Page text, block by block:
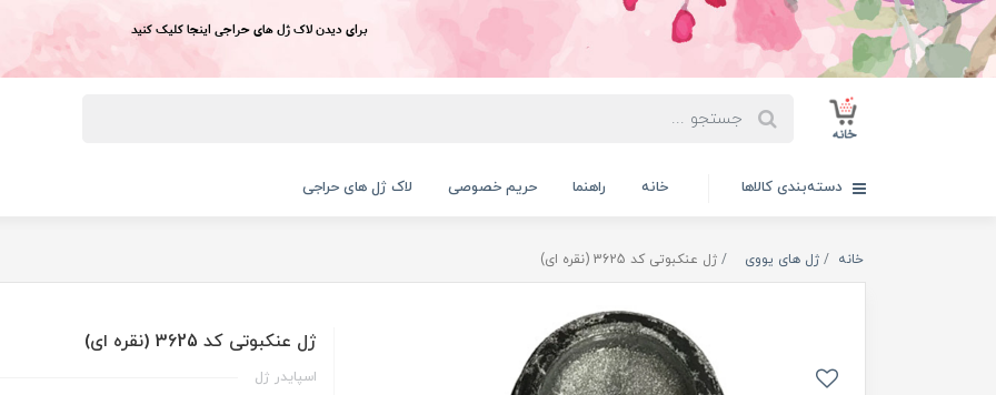
برای دیدن لاک ژل های حراجی اینجا کلیک کنید
دسته‌بندی کالاها خانه راهنما حریم خصوصی لاک ژل های حراجی
خانه ژل های یووی ژل عنکبوتی کد 3625 (نقره ای)
ژل عنکبوتی کد 3625 (نقره ای)
اسپایدر ژل